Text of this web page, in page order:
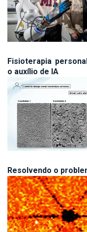
Fisioterapia
o auxílio de IA
Resolvendo o